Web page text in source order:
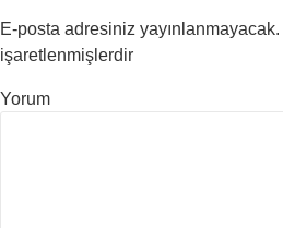
E-posta adresiniz yayınlanmayacak.
işaretlenmişlerdir
Yorum